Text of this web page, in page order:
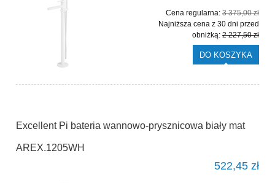
Cena regularna: 3 375,00 zł
Najniższa cena z 30 dni przed
obniżką: 2 227,50 zł
DO KOSZYKA
Excellent Pi bateria wannowo-prysznicowa biały mat
AREX.1205WH
522,45 zł